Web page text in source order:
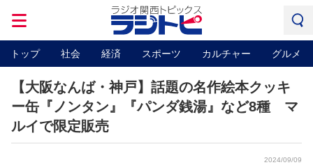
トップ 社会 経済 スポーツ カルチャー グルメ
【大阪なんば・神戸】話題の名作絵本クッキ
ー缶『ノンタン』『パンダ銭湯』など8種 マ
ルイで限定販売
2024/09/09